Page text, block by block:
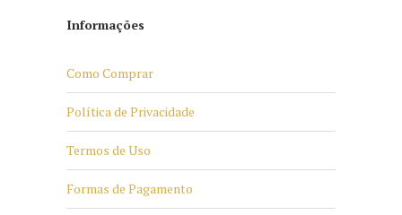
Informações
Como Comprar
Política de Privacidade
Termos de Uso
Formas de Pagamento